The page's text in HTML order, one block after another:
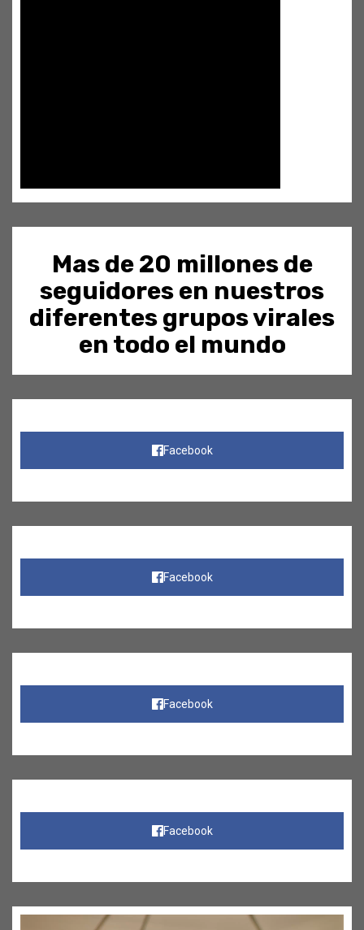
Mas de 20 millones de
seguidores en nuestros
diferentes grupos virales
en todo el mundo
Facebook
Facebook
Facebook
Facebook